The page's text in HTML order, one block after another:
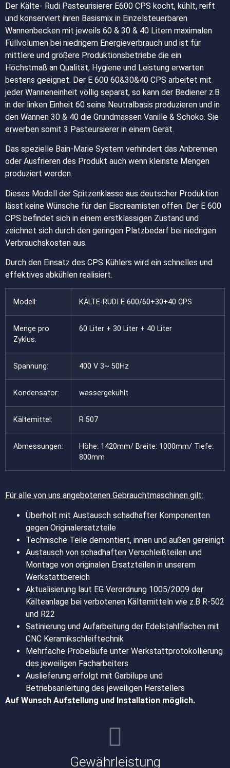
Der Kälte- Rudi Pasteurisierer E600 CPS kocht, kühlt, reift
und konserviert ihren Basismix in Einzelsteuerbaren
Wannenbecken mit jeweils 60 & 30 & 40 Litern maximalen
Füllvolumen bei niedrigem Energieverbrauch und ist für
mittlere und größere Produktionsbetriebe die ein
Höchstmaß an Qualität, Hygiene und Leistung erwarten
bestens geeignet. Der E 600 60&30&40 CPS arbeitet mit
jeder Wanneneinheit völlig separat, so kann der Bediener z.B
in der linken Einheit 60 seine Neutralbasis produzieren und in
den Wannen 30 & 40 die Grundmassen Vanille & Schoko. Sie
erwerben somit 3 Pasteursierer in einem Gerät.
Das spezielle Bain-Marie System verhindert das Anbrennen
oder Ausfrieren des Produkt auch wenn kleinste Mengen
produziert werden.
Dieses Modell der Spitzenklasse aus deutscher Produktion
lässt keine Wünsche für den Eiscreamisten offen. Der E 600
CPS befindet sich in einem erstklassigen Zustand und
zeichnet sich durch den geringen Platzbedarf bei niedrigen
Verbrauchskosten aus.
Durch den Einsatz des CPS Kühlers wird ein schnelles und
effektives abkühlen realisiert.
Modell: KÄLTE-RUDI E 600/60+30+40 CPS
Menge pro
Zyklus:
60 Liter + 30 Liter + 40 Liter
Spannung: 400 V 3~ 50Hz
Kondensator: wassergekühlt
Kältemittel: R 507
Abmessungen:
Höhe: 1420mm/ Breite: 1000mm/ Tiefe:
800mm
Für alle von uns angebotenen Gebrauchtmaschinen gilt:
Überholt mit Austausch schadhafter Komponenten
gegen Originalersatzteile
Technische Teile demontiert, innen und außen gereinigt
Austausch von schadhaften Verschleißteilen und
Montage von originalen Ersatzteilen in unserem
Werkstattbereich
Aktualisierung laut EG Verordnung 1005/2009 der
Kälteanlage bei verbotenen Kältemitteln wie z.B R-502
und R22
Satinierung und Aufarbeitung der Edelstahlflächen mit
CNC Keramikschleiftechnik
Mehrfache Probeläufe unter Werkstattprotokollierung
des jeweiligen Facharbeiters
Auslieferung erfolgt mit Garbilupe und
Betriebsanleitung des jeweiligen Herstellers
Auf Wunsch Aufstellung und Installation möglich.
Gewährleistung